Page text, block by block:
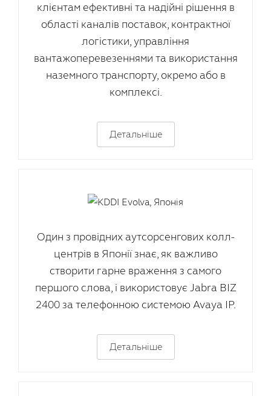
клієнтам ефективні та надійні рішення в
області каналів поставок, контрактної
логістики, управління
вантажоперевезеннями та використання
наземного транспорту, окремо або в
комплексі.
Детальніше
Один з провідних аутсорсенгових колл-
центрів в Японії знає, як важливо
створити гарне враження з самого
першого слова, і використовує Jabra BIZ
2400 за телефонною системою Avaya IP.
Детальніше